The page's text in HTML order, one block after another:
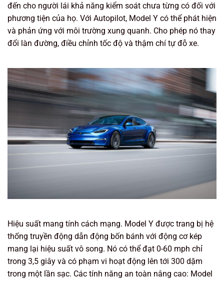
đến cho người lái khả năng kiểm soát chưa từng có đối với
phương tiện của họ. Với Autopilot, Model Y có thể phát hiện
và phản ứng với môi trường xung quanh. Cho phép nó thay
đổi làn đường, điều chỉnh tốc độ và thậm chí tự đỗ xe.
Hiệu suất mang tính cách mạng. Model Y được trang bị hệ
thống truyền động dẫn động bốn bánh với động cơ kép
mang lại hiệu suất vô song. Nó có thể đạt 0-60 mph chỉ
trong 3,5 giây và có phạm vi hoạt động lên tới 300 dặm
trong một lần sạc. Các tính năng an toàn nâng cao: Model